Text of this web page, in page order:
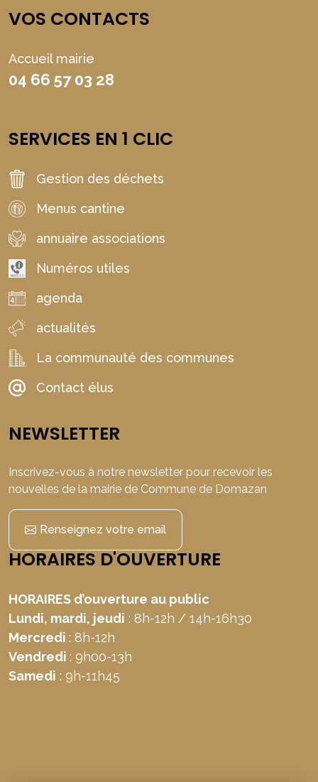
VOS CONTACTS
Accueil mairie
04 66 57 03 28
SERVICES EN 1 CLIC
Gestion des déchets
Menus cantine
annuaire associations
Numéros utiles
agenda
actualités
La communauté des communes
Contact élus
NEWSLETTER
Inscrivez-vous à notre newsletter pour recevoir les
nouvelles de la mairie de Commune de Domazan
Renseignez votre email
HORAIRES D'OUVERTURE
HORAIRES d’ouverture au public
Lundi, mardi, jeudi : 8h-12h / 14h-16h30
Mercredi : 8h-12h
Vendredi : 9h00-13h
Samedi : 9h-11h45